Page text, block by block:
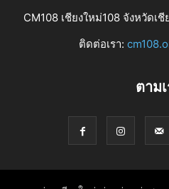
CM108 เชียงใหม่108 จังหวัดเ
ติดต่อเรา:
ตาม